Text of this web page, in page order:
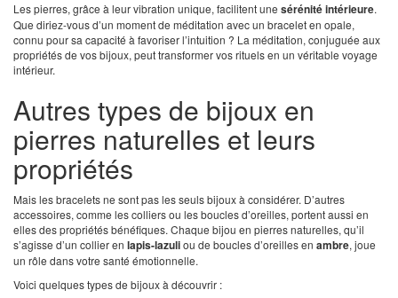
Les pierres, grâce à leur vibration unique, facilitent une sérénité intérieure.
Que diriez-vous d’un moment de méditation avec un bracelet en opale,
connu pour sa capacité à favoriser l’intuition ? La méditation, conjuguée aux
propriétés de vos bijoux, peut transformer vos rituels en un véritable voyage
intérieur.
Autres types de bijoux en
pierres naturelles et leurs
propriétés
Mais les bracelets ne sont pas les seuls bijoux à considérer. D’autres
accessoires, comme les colliers ou les boucles d’oreilles, portent aussi en
elles des propriétés bénéfiques. Chaque bijou en pierres naturelles, qu’il
s’agisse d’un collier en lapis-lazuliou de boucles d’oreilles en ambre, joue
un rôle dans votre santé émotionnelle.
Voici quelques types de bijoux à découvrir :